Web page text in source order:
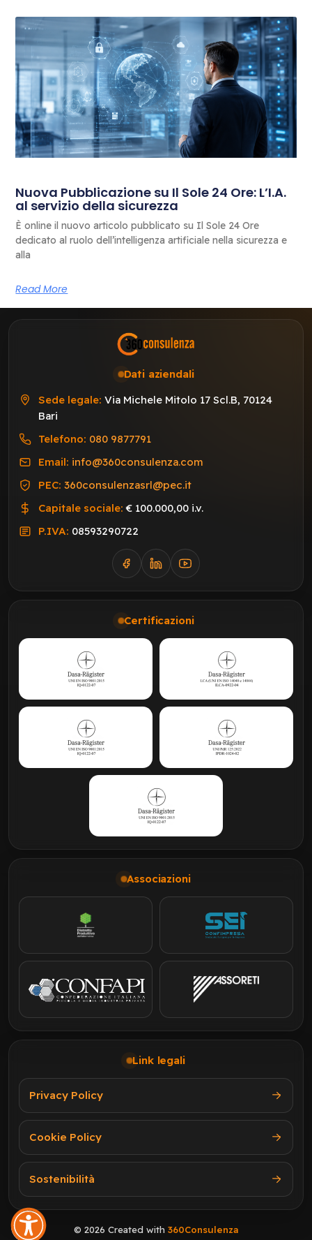
Nuova Pubblicazione su Il Sole 24 Ore: L’I.A.
al servizio della sicurezza
È online il nuovo articolo pubblicato su Il Sole 24 Ore
dedicato al ruolo dell’intelligenza artificiale nella sicurezza e
alla
Read More
Dati aziendali
Sede legale: Via Michele Mitolo 17 Scl.B, 70124
Bari
Telefono: 080 9877791
Email: info@360consulenza.com
PEC: 360consulenzasrl@pec.it
Capitale sociale: € 100.000,00 i.v.
P.IVA: 08593290722
Certificazioni
Associazioni
Link legali
Privacy Policy
Cookie Policy
Sostenibilità
© 2026 Created with 360Consulenza